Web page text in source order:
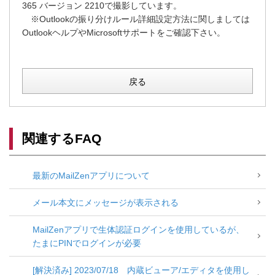
365 バージョン 2210で撮影しています。
※Outlookの振り分けルール詳細設定方法に関しましては
OutlookヘルプやMicrosoftサポートをご確認下さい。
戻る
関連するFAQ
最新のMailZenアプリについて
メール本文にメッセージが表示される
MailZenアプリで生体認証ログインを使用しているが、
たまにPINでログインが必要
[解決済み] 2023/07/18 内蔵ビューア/エディタを使用し